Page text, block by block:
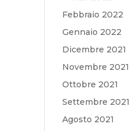
Febbraio 2022
Gennaio 2022
Dicembre 2021
Novembre 2021
Ottobre 2021
Settembre 2021
Agosto 2021